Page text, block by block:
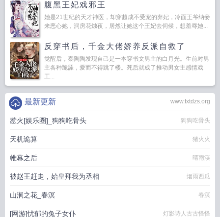
腹黑王妃戏邪王
她是21世纪的天才神医，却穿越成不受宠的弃妃，冷面王爷纳妾
来恶心她，洞房花烛夜，居然让她这个王妃去伺候，想羞辱她...
反穿书后，千金大佬娇养反派自救了
觉醒后，秦陶陶发现自己是一本穿书文男主的白月光。生前对男
主各种跪舔，爱而不得跳了楼。死后就成了推动男女主感情戏
工...
www.txtdzs.org
最新更新
惹火[娱乐圈]_狗狗吃骨头 狗狗吃骨头
天机诡算 猪火火
帷幕之后 晴雨渓
被赵王赶走，始皇拜我为丞相 烟雨西瓜
山涧之花_春溟 春溟
[网游]忧郁的兔子女仆 灯影诗人古古怪怪